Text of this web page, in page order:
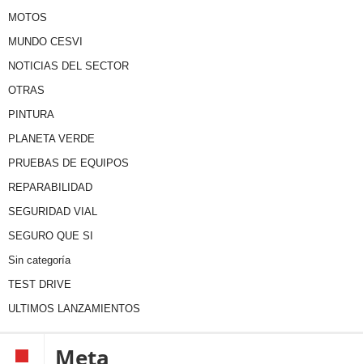
MOTOS
MUNDO CESVI
NOTICIAS DEL SECTOR
OTRAS
PINTURA
PLANETA VERDE
PRUEBAS DE EQUIPOS
REPARABILIDAD
SEGURIDAD VIAL
SEGURO QUE SI
Sin categoría
TEST DRIVE
ULTIMOS LANZAMIENTOS
Meta